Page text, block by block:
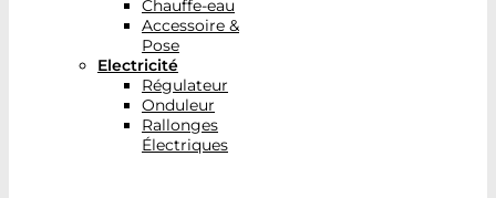
Chauffe-eau
Accessoire &
Pose
Electricité
Régulateur
Onduleur
Rallonges
Électriques